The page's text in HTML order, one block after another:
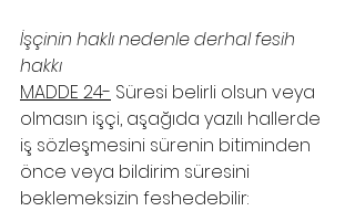
İşçinin haklı nedenle derhal fesih
hakkı
MADDE 24- Süresi belirli olsun veya
olmasın işçi, aşağıda yazılı hallerde
iş sözleşmesini sürenin bitiminden
önce veya bildirim süresini
beklemeksizin feshedebilir: